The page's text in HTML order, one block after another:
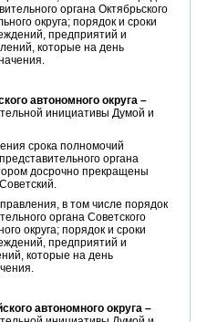
органа Октябрьского
округа; порядок и сроки
предприятий и
которые на день
автономного округа –
инициативы Думой и
срока полномочий
органа
досрочно прекращены
в том числе порядок
органа Советского
округа; порядок и сроки
предприятий и
которые на день
автономного округа –